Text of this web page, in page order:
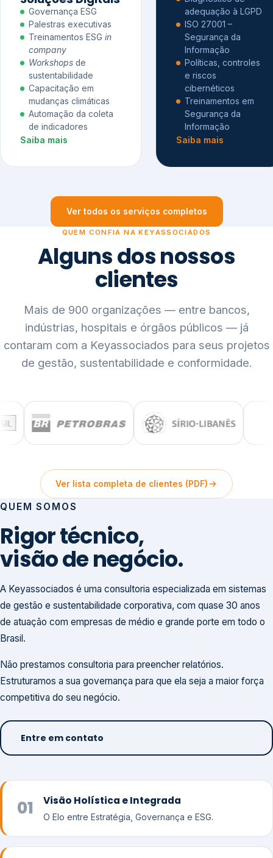
Governança ESG
Palestras executivas
Treinamentos ESG in
company
Workshops de
sustentabilidade
Capacitação em
mudanças climáticas
Automação da coleta
de indicadores
Saiba mais
adequação à LGPD
ISO 27001 –
Segurança da
Informação
Políticas, controles
e riscos
cibernéticos
Treinamentos em
Segurança da
Informação
Saiba mais
Ver todos os serviços completos
QUEM CONFIA NA KEYASSOCIADOS
Alguns dos nossos
clientes
Mais de 900 organizações — entre bancos,
indústrias, hospitais e órgãos públicos — já
contaram com a Keyassociados para seus projetos
de gestão, sustentabilidade e conformidade.
Ver lista completa de clientes (PDF)
QUEM SOMOS
Rigor técnico,
visão de negócio.
A Keyassociados é uma consultoria especializada em sistemas
de gestão e sustentabilidade corporativa, com quase 30 anos
de atuação com empresas de médio e grande porte em todo o
Brasil.
Não prestamos consultoria para preencher relatórios.
Estruturamos a sua governança para que ela seja a maior força
competitiva do seu negócio.
Entre em contato
01 Visão Holística e Integrada
O Elo entre Estratégia, Governança e ESG.